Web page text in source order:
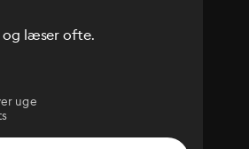
læser ofte.
uge